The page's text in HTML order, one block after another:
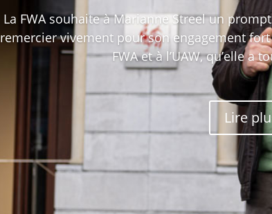
La FWA souhaite à Marianne Streel un
remercier vivement pour son engagement
FWA et à l’UAW, qu’elle a
Lire